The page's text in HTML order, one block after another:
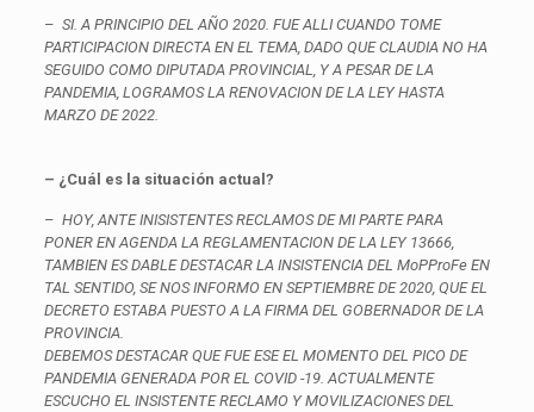
– SI. A PRINCIPIO DEL AÑO 2020. FUE ALLI CUANDO TOME
PARTICIPACION DIRECTA EN EL TEMA, DADO QUE CLAUDIA NO HA
SEGUIDO COMO DIPUTADA PROVINCIAL, Y A PESAR DE LA
PANDEMIA, LOGRAMOS LA RENOVACION DE LA LEY HASTA
MARZO DE 2022.
– ¿Cuál es la situación actual?
– HOY, ANTE INISISTENTES RECLAMOS DE MI PARTE PARA
PONER EN AGENDA LA REGLAMENTACION DE LA LEY 13666,
TAMBIEN ES DABLE DESTACAR LA INSISTENCIA DEL MoPProFe EN
TAL SENTIDO, SE NOS INFORMO EN SEPTIEMBRE DE 2020, QUE EL
DECRETO ESTABA PUESTO A LA FIRMA DEL GOBERNADOR DE LA
PROVINCIA.
DEBEMOS DESTACAR QUE FUE ESE EL MOMENTO DEL PICO DE
PANDEMIA GENERADA POR EL COVID -19. ACTUALMENTE
ESCUCHO EL INSISTENTE RECLAMO Y MOVILIZACIONES DEL